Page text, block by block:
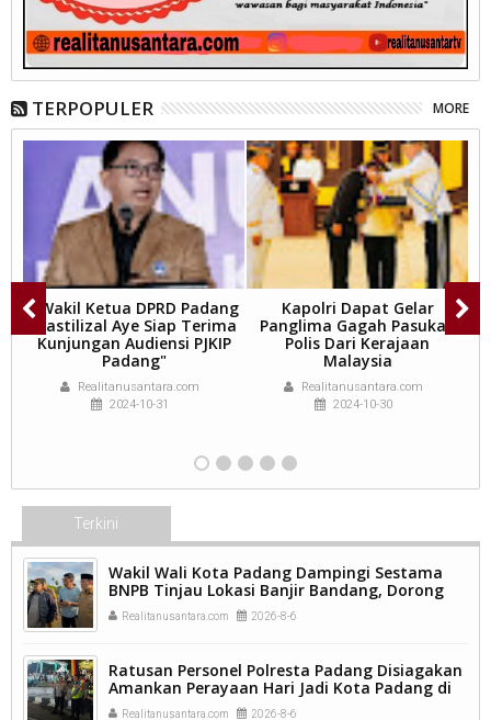
TERPOPULER MORE
" Wakil Ketua DPRD Padang
Mastilizal Aye Siap Terima
Kunjungan Audiensi PJKIP
Padang"
Realitanusantara.com
2024-10-31
Kapolri Dapat Gelar
Panglima Gagah Pasukan
Polis Dari Kerajaan
Malaysia
Realitanusantara.com
2024-10-30
Terkini
Wakil Wali Kota Padang Dampingi Sestama
BNPB Tinjau Lokasi Banjir Bandang, Dorong
Percepatan Penanganan Pascabencana.
Realitanusantara.com 2026-8-6
Ratusan Personel Polresta Padang Disiagakan
Amankan Perayaan Hari Jadi Kota Padang di
Kawasan Pantai Padang.
Realitanusantara.com 2026-8-6